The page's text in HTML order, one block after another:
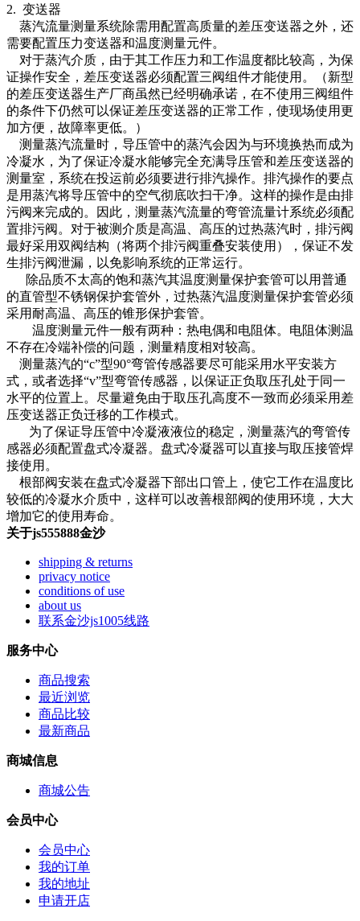
2. 变送器
蒸汽流量测量系统除需用配置高质量的差压变送器之外，还
需要配置压力变送器和温度测量元件。
对于蒸汽介质，由于其工作压力和工作温度都比较高，为保
证操作安全，差压变送器必须配置三阀组件才能使用。（新型
的差压变送器生产厂商虽然已经明确承诺，在不使用三阀组件
的条件下仍然可以保证差压变送器的正常工作，使现场使用更
加方便，故障率更低。）
测量蒸汽流量时，导压管中的蒸汽会因为与环境换热而成为
冷凝水，为了保证冷凝水能够完全充满导压管和差压变送器的
测量室，系统在投运前必须要进行排汽操作。排汽操作的要点
是用蒸汽将导压管中的空气彻底吹扫干净。这样的操作是由排
污阀来完成的。因此，测量蒸汽流量的弯管流量计系统必须配
置排污阀。对于被测介质是高温、高压的过热蒸汽时，排污阀
最好采用双阀结构（将两个排污阀重叠安装使用），保证不发
生排污阀泄漏，以免影响系统的正常运行。
除品质不太高的饱和蒸汽其温度测量保护套管可以用普通
的直管型不锈钢保护套管外，过热蒸汽温度测量保护套管必须
采用耐高温、高压的锥形保护套管。
温度测量元件一般有两种：热电偶和电阻体。电阻体测温
不存在冷端补偿的问题，测量精度相对较高。
测量蒸汽的“c”型90°弯管传感器要尽可能采用水平安装方
式，或者选择“v”型弯管传感器，以保证正负取压孔处于同一
水平的位置上。尽量避免由于取压孔高度不一致而必须采用差
压变送器正负迁移的工作模式。
为了保证导压管中冷凝液液位的稳定，测量蒸汽的弯管传
感器必须配置盘式冷凝器。盘式冷凝器可以直接与取压接管焊
接使用。
根部阀安装在盘式冷凝器下部出口管上，使它工作在温度比
较低的冷凝水介质中，这样可以改善根部阀的使用环境，大大
增加它的使用寿命。
关于js555888金沙
shipping & returns
privacy notice
conditions of use
about us
联系金沙js1005线路
服务中心
商品搜索
最近浏览
商品比较
最新商品
商城信息
商城公告
会员中心
会员中心
我的订单
我的地址
申请开店